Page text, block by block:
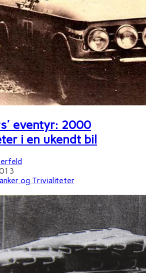
eventyr: 2000
i en ukendt bil
og Trivialiteter